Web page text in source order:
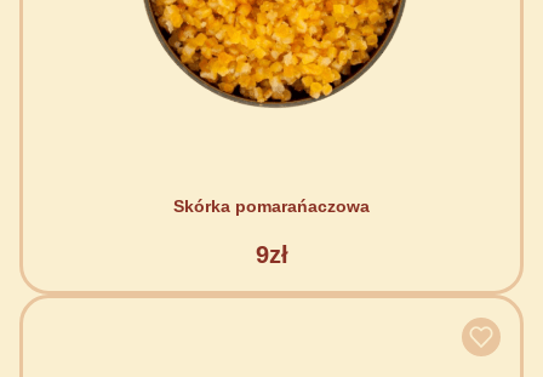
Skórka pomarańaczowa
9zł